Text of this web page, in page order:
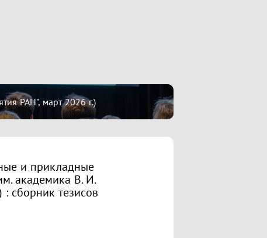
РАН", март 2026 г.)
и прикладные
академика В. И.
сборник тезисов